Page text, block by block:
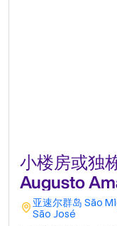
小楼房或独
Augusto
亚速尔群岛 São
São José